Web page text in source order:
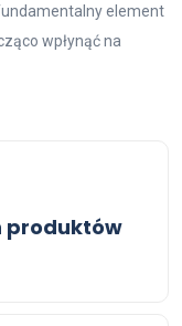
element
wpłynąć na
produktów